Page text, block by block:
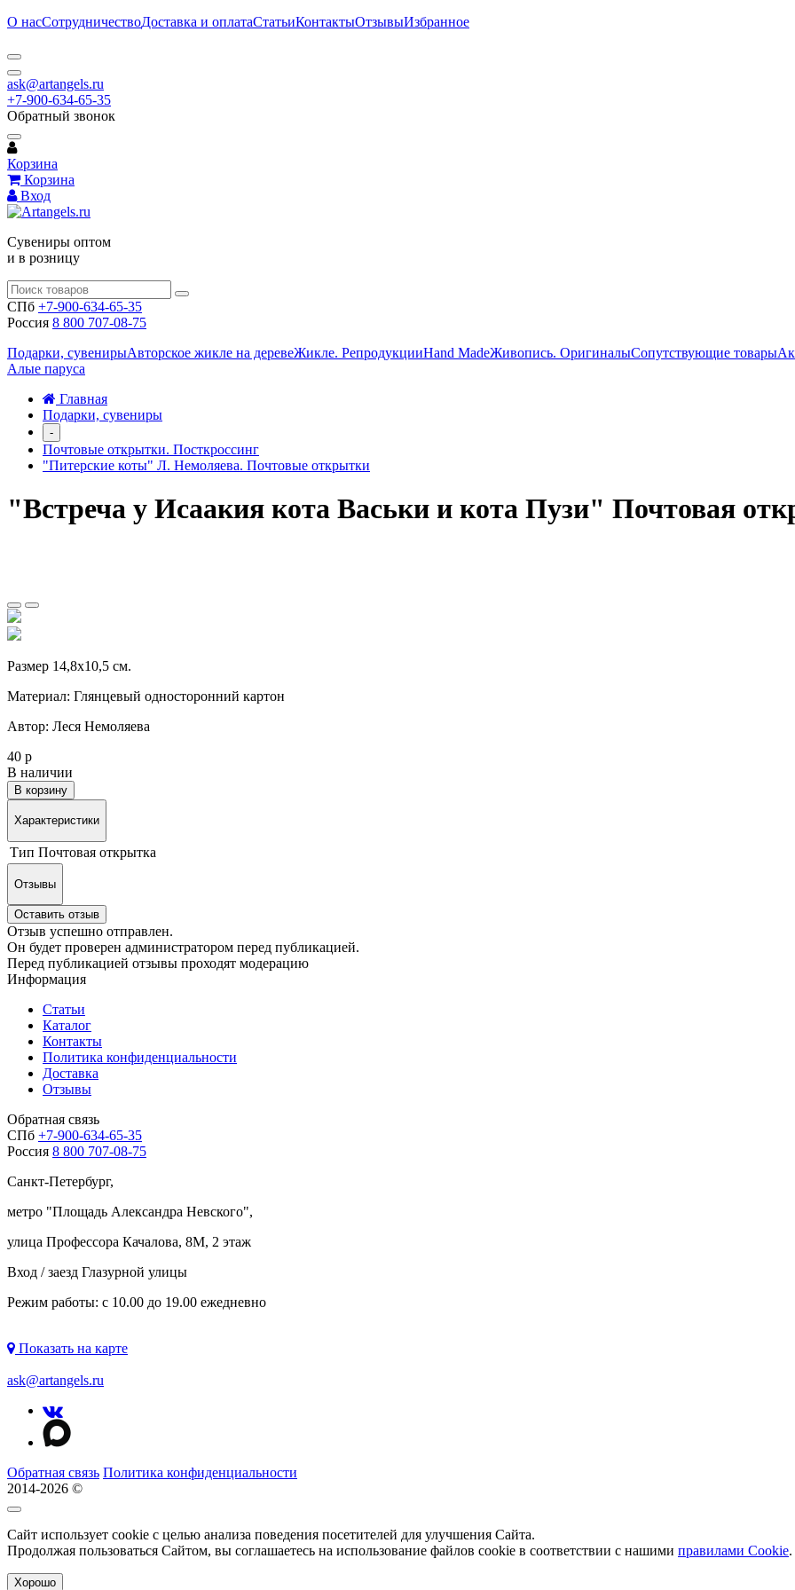
О насСотрудничествоДоставка и оплатаСтатьиКонтактыОтзывыИзбранное
ask@artangels.ru
+7-900-634-65-35
Обратный звонок
Корзина
Корзина
Вход
Сувениры оптом
и в розницу
СПб +7-900-634-65-35
Россия 8 800 707-08-75
Подарки, сувенирыАвторское жикле на деревеЖикле. РепродукцииHand MadeЖивопись. ОригиналыСопутствующие товары
Алые паруса
Главная
Подарки, сувениры
-
Почтовые открытки. Посткроссинг
"Питерские коты" Л. Немоляева. Почтовые открытки
"Встреча у Исаакия кота Васьки и кота Пузи" Почтовая
Размер 14,8х10,5 см.
Материал: Глянцевый односторонний картон
Автор: Леся Немоляева
40 р
В наличии
В корзину
Характеристики
Тип Почтовая открытка
Отзывы
Оставить отзыв
Отзыв успешно отправлен.
Он будет проверен администратором перед публикацией.
Перед публикацией отзывы проходят модерацию
Информация
Статьи
Каталог
Контакты
Политика конфиденциальности
Доставка
Отзывы
Обратная связь
СПб +7-900-634-65-35
Россия 8 800 707-08-75
Санкт-Петербург,
метро "Площадь Александра Невского",
улица Профессора Качалова, 8М, 2 этаж
Вход / заезд Глазурной улицы
Режим работы: с 10.00 до 19.00 ежедневно
Показать на карте
ask@artangels.ru
Обратная связь Политика конфиденциальности
2014-2026 ©
Сайт использует cookie с целью анализа поведения посетителей для улучшения Сайта.
Продолжая пользоваться Сайтом, вы соглашаетесь на использование файлов cookie в соответствии с нашими правилами Сookie.
Хорошо